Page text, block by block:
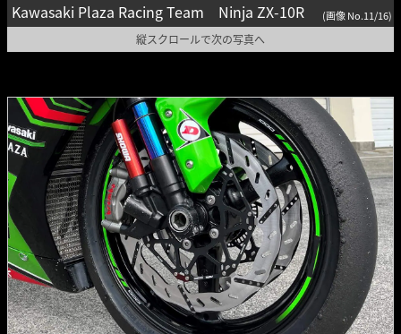
Kawasaki Plaza Racing Team Ninja ZX-10R (画像 No.11/16)
縦スクロールで次の写真へ